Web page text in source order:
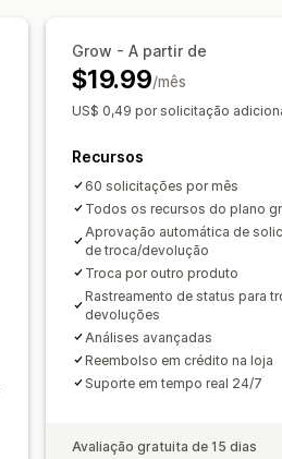
Grow - A partir de
$19.99/mês
US$ 0,49 por solicitação
Recursos
60 solicitações por mês
Todos os recursos do plano
Aprovação automática de
de troca/devolução
Troca por outro produto
Rastreamento de status para
devoluções
Análises avançadas
Reembolso em crédito na loja
Suporte em tempo real 24/7
Avaliação gratuita de 15 dias